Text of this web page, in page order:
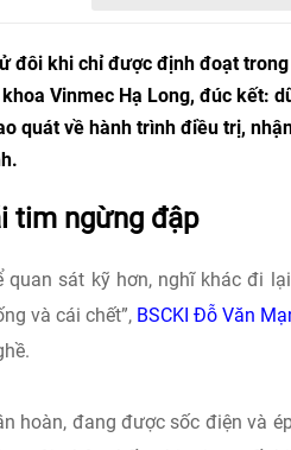
đôi khi chỉ được định đoạt trong
Vinmec Hạ Long, đúc kết:
quát về hành trình điều trị,
tim ngừng đập
sát kỹ hơn, nghĩ khác đi
và cái chết”, BSCKI Đỗ Văn
hoàn, đang được sốc điện và